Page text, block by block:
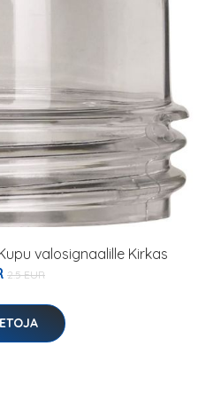
valosignaalille Kirkas
2.5 EUR